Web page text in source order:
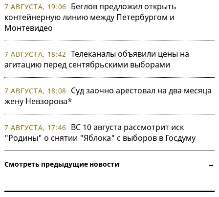
7 АВГУСТА, 19:06
Беглов предложил открыть
контейнерную линию между Петербургом и
Монтевидео
7 АВГУСТА, 18:42 Телеканалы объявили цены на
агитацию перед сентябрьскими выборами
7 АВГУСТА, 18:08
Суд заочно арестовал на два месяца
жену Невзорова*
7 АВГУСТА, 17:46
ВС 10 августа рассмотрит иск
"Родины" о снятии "Яблока" с выборов в Госдуму
Смотреть предыдущие новости →